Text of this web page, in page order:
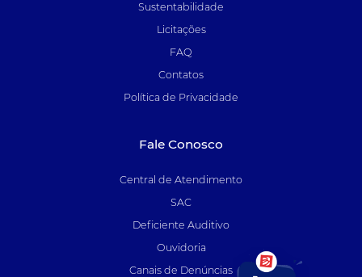
Sustentabilidade
Licitações
FAQ
Contatos
Política de Privacidade
Fale Conosco
Central de Atendimento
SAC
Deficiente Auditivo
Ouvidoria
Canais de Denúncias